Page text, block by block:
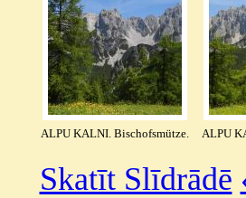
ALPU KALNI. Bischofsmütze. ALPU
Skatīt Slīdrādē